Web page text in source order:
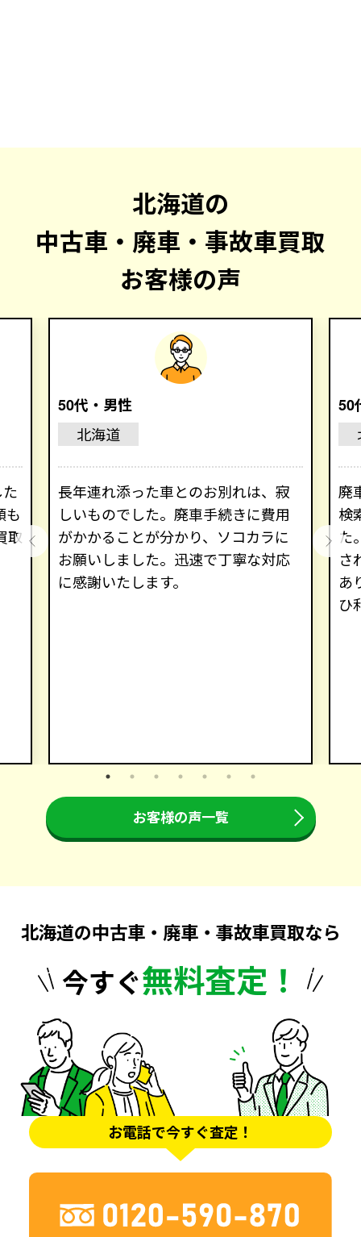
北海道の
中古車・廃車・事故車買取
お客様の声
も
取
50代・男性
北海道
長年連れ添った車とのお別れは、寂
しいものでした。廃車手続きに費用
がかかることが分かり、ソコカラに
お願いしました。迅速で丁寧な対応
に感謝いたします。
50
廃
検
た
さ
あ
ひ
お客様の声一覧
北海道の中古車・廃車・事故車買取なら
今すぐ無料査定！
お電話で今すぐ査定！